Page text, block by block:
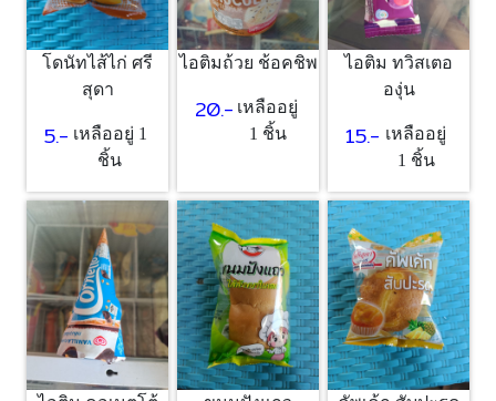
โดนัทไส้ไก่ ศรี
สุดา
5.- เหลืออยู่ 1
ชิ้น
ไอติมถ้วย ช้อคชิพ
20.- เหลืออยู่
1 ชิ้น
ไอติม ทวิสเตอ
องุ่น
15.- เหลืออยู่
1 ชิ้น